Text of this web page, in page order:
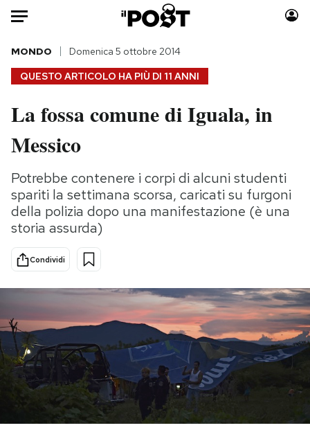
Auto
HOME
Italia
Politica
Tecnologia
Internet
Scienza
Cultura
Economia
Moda
Storie/Idee
Ok Boomer!
Media
PODCAST
NEWSLETTER
QUESTO ARTICOLO HA PIÙ DI 11 ANNI
MONDO Domenica 5 ottobre 2014
La fossa comune di Iguala, in
Messico
Potrebbe contenere i corpi di alcuni studenti
spariti la settimana scorsa, caricati su furgoni
della polizia dopo una manifestazione (è una
storia assurda)
Condividi